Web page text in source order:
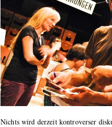
Nichts wird derzeit kontroverser